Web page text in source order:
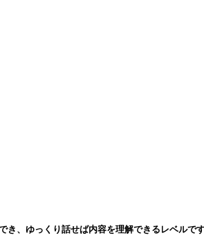
、ゆっくり話せば内容を理解できるレベルです